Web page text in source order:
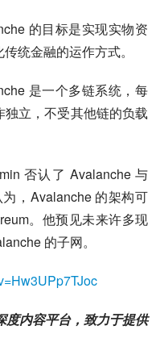
的目标是实现实物资
统金融的运作方式。
是一个多链系统，每
立，不受其他链的负载
否认了 Avalanche 与
，Avalanche 的架构可
。他预见未来许多现
的子网。
内容平台，致力于提供